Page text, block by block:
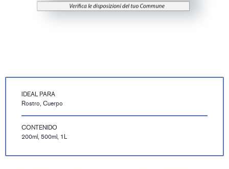
IDEAL PARA
Rostro, Cuerpo
CONTENIDO
200ml, 500ml, 1L